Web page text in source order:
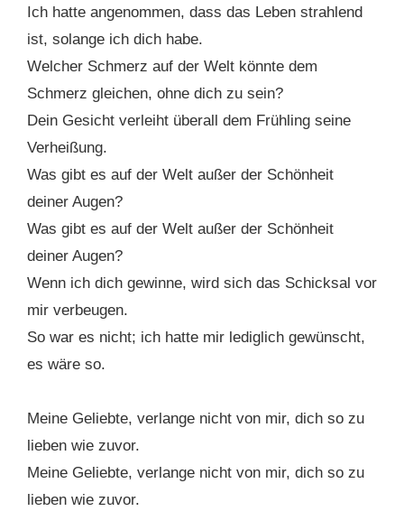
Ich hatte angenommen, dass das Leben strahlend
ist, solange ich dich habe.
Welcher Schmerz auf der Welt könnte dem
Schmerz gleichen, ohne dich zu sein?
Dein Gesicht verleiht überall dem Frühling seine
Verheißung.
Was gibt es auf der Welt außer der Schönheit
deiner Augen?
Was gibt es auf der Welt außer der Schönheit
deiner Augen?
Wenn ich dich gewinne, wird sich das Schicksal vor
mir verbeugen.
So war es nicht; ich hatte mir lediglich gewünscht,
es wäre so.
Meine Geliebte, verlange nicht von mir, dich so zu
lieben wie zuvor.
Meine Geliebte, verlange nicht von mir, dich so zu
lieben wie zuvor.